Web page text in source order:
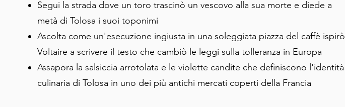
Segui la strada dove un toro trascinò un vescovo alla sua morte e diede a
metà di Tolosa i suoi toponimi
Ascolta come un'esecuzione ingiusta in una soleggiata piazza del caffè ispirò
Voltaire a scrivere il testo che cambiò le leggi sulla tolleranza in Europa
Assapora la salsiccia arrotolata e le violette candite che definiscono l'identità
culinaria di Tolosa in uno dei più antichi mercati coperti della Francia